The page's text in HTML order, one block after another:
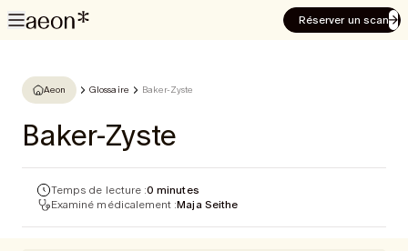
Réserver un scan
Aeon Glossaire Baker-Zyste
Baker-Zyste
Temps de lecture :0 minutes
Examiné médicalement :Maja Seithe